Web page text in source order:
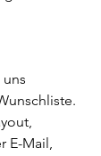
E-Mail,